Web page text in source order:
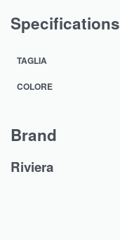
Specifications
TAGLIA
COLORE
Brand
Riviera